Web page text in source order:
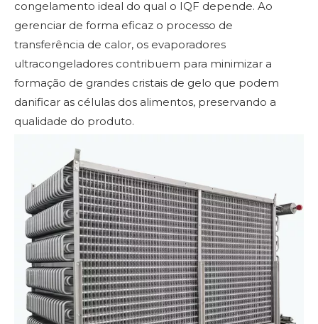
congelamento ideal do qual o IQF depende. Ao
gerenciar de forma eficaz o processo de
transferência de calor, os evaporadores
ultracongeladores contribuem para minimizar a
formação de grandes cristais de gelo que podem
danificar as células dos alimentos, preservando a
qualidade do produto.